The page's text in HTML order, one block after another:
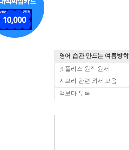
영어 습관 만드는 여름방학
넷플리스 원작 원서
지브리 관련 외서 모음
책보다 부록